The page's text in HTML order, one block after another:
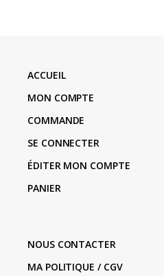
ACCUEIL
MON COMPTE
COMMANDE
SE CONNECTER
ÉDITER MON COMPTE
PANIER
NOUS CONTACTER
MA POLITIQUE / CGV